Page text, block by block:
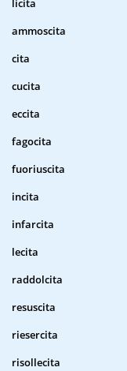
licita
ammoscita
cita
cucita
eccita
fagocita
fuoriuscita
incita
infarcita
lecita
raddolcita
resuscita
riesercita
risollecita